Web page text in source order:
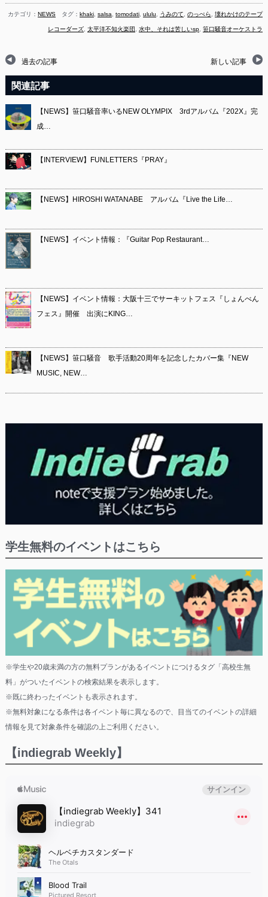
カテゴリ：NEWS タグ：khaki ,salsa ,tomodati ,ululu うみのて ,のっぺら ,壊れかけのテープ
レコーダーズ ,太平洋不知火楽団 ,水中、それは苦しいsp ,笹口騒音オーケストラ
過去の記事 新しい記事
関連記事
【NEWS】笹口騒音率いるNEW OLYMPIX 3rdアルバム『202X』完
成…
【INTERVIEW】FUNLETTERS『PRAY』
【NEWS】HIROSHI WATANABE アルバム『Live the Life…
【NEWS】イベント情報：『Guitar Pop Restaurant…
【NEWS】イベント情報：大阪十三でサーキットフェス『しょんべん
フェス』開催 出演にKING…
【NEWS】笹口騒音 歌手活動20周年を記念したカバー集『NEW
MUSIC, NEW…
学生無料のイベントはこちら
※学生や20歳未満の方の無料プランがあるイベントにつけるタグ「高校生無
料」がついたイベントの検索結果を表示します。
※既に終わったイベントも表示されます。
※無料対象になる条件は各イベント毎に異なるので、目当てのイベントの詳細
情報を見て対象条件を確認の上ご利用ください。
【indiegrab Weekly】